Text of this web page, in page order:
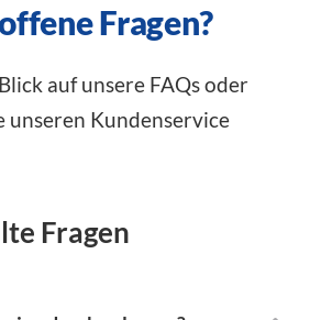
Fragen?
auf unsere FAQs oder
unseren Kundenservice
Fragen